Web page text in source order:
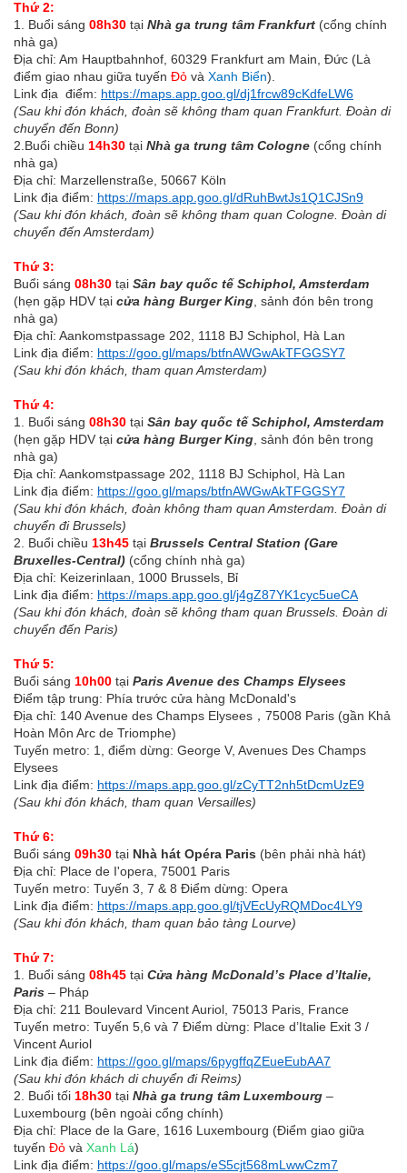
Thứ 2:
1. Buổi sáng 08h30 tại Nhà ga trung tâm Frankfurt (cổng chính
nhà ga)
Địa chỉ: Am Hauptbahnhof, 60329 Frankfurt am Main, Đức (Là
điểm giao nhau giữa tuyến Đỏ và Xanh Biển).
Link địa điểm: https://maps.app.goo.gl/dj1frcw89cKdfeLW6
(Sau khi đón khách, đoàn sẽ không tham quan Frankfurt. Đoàn di
chuyển đến Bonn)
2.Buổi chiều 14h30 tại Nhà ga trung tâm Cologne (cổng chính
nhà ga)
Địa chỉ: Marzellenstraße, 50667 Köln
Link địa điểm: https://maps.app.goo.gl/dRuhBwtJs1Q1CJSn9
(Sau khi đón khách, đoàn sẽ không tham quan Cologne. Đoàn di
chuyển đến Amsterdam)
Thứ 3:
Buổi sáng 08h30 tại Sân bay quốc tế Schiphol, Amsterdam
(hẹn gặp HDV tại cửa hàng Burger King , sảnh đón bên trong
nhà ga)
Địa chỉ: Aankomstpassage 202, 1118 BJ Schiphol, Hà Lan
Link địa điểm: https://goo.gl/maps/btfnAWGwAkTFGGSY7
(Sau khi đón khách, tham quan Amsterdam)
Thứ 4:
1. Buổi sáng 08h30 tại Sân bay quốc tế Schiphol, Amsterdam
(hẹn gặp HDV tại cửa hàng Burger King , sảnh đón bên trong
nhà ga)
Địa chỉ: Aankomstpassage 202, 1118 BJ Schiphol, Hà Lan
Link địa điểm: https://goo.gl/maps/btfnAWGwAkTFGGSY7
(Sau khi đón khách, đoàn không tham quan Amsterdam. Đoàn di
chuyển đi Brussels)
2. Buổi chiều 13h45 tại Brussels Central Station (Gare
Bruxelles-Central) (cổng chính nhà ga)
Địa chỉ: Keizerinlaan, 1000 Brussels, Bỉ
Link địa điểm: https://maps.app.goo.gl/j4gZ87YK1cyc5ueCA
(Sau khi đón khách, đoàn sẽ không tham quan Brussels. Đoàn di
chuyển đến Paris)
Thứ 5:
Buổi sáng 10h00 tại Paris Avenue des Champs Elysees
Điểm tập trung: Phía trước cửa hàng McDonald's
Địa chỉ: 140 Avenue des Champs Elysees，75008 Paris (gần Khả
Hoàn Môn Arc de Triomphe)
Tuyến metro: 1, điểm dừng: George V, Avenues Des Champs
Elysees
Link địa điểm: https://maps.app.goo.gl/zCyTT2nh5tDcmUzE9
(Sau khi đón khách, tham quan Versailles)
Thứ 6:
Buổi sáng 09h30 tại Nhà hát Opéra Paris (bên phải nhà hát)
Địa chỉ: Place de I'opera, 75001 Paris
Tuyến metro: Tuyến 3, 7 & 8 Điểm dừng: Opera
Link địa điểm: https://maps.app.goo.gl/tjVEcUyRQMDoc4LY9
(Sau khi đón khách, tham quan bảo tàng Lourve)
Thứ 7:
1. Buổi sáng 08h45 tại Cửa hàng McDonald’s Place d’Italie,
Paris – Pháp
Địa chỉ: 211 Boulevard Vincent Auriol, 75013 Paris, France
Tuyến metro: Tuyến 5,6 và 7 Điểm dừng: Place d’Italie Exit 3 /
Vincent Auriol
Link địa điểm: https://goo.gl/maps/6pygffqZEueEubAA7
(Sau khi đón khách di chuyển đi Reims)
2. Buổi tối 18h30 tại Nhà ga trung tâm Luxembourg –
Luxembourg (bên ngoài cổng chính)
Địa chỉ: Place de la Gare, 1616 Luxembourg (Điểm giao giữa
tuyến Đỏ và Xanh Lá)
Link địa điểm: https://goo.gl/maps/eS5cjt568mLwwCzm7